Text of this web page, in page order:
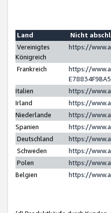
Land
Nicht
Vereinigtes
Königreich
https://
Frankreich
https://
Italien
https://
Irland
https://
Niederlande
https://
Spanien
https://
Deutschland
https://
Schweden
https://
Polen
https://
Belgien
https://